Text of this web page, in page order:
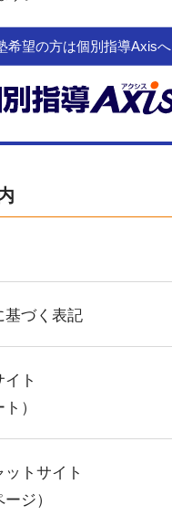
希望の方は個別指導Axisへ
基づく表記
ト
）
トサイト
ジ）